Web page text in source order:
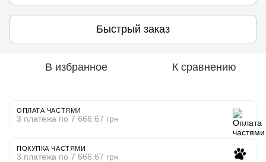
Быстрый заказ
В избранное К сравнению
ОПЛАТА ЧАСТЯМИ
3 платежа по 7 666.67 грн
ПОКУПКА ЧАСТЯМИ
3 платежа по 7 666.67 грн